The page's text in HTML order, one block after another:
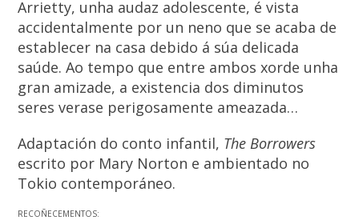
Arrietty, unha audaz adolescente, é vista
accidentalmente por un neno que se acaba de
establecer na casa debido á súa delicada
saúde. Ao tempo que entre ambos xorde unha
gran amizade, a existencia dos diminutos
seres verase perigosamente ameazada…
Adaptación do conto infantil, The Borrowers
escrito por Mary Norton e ambientado no
Tokio contemporáneo.
RECOÑECEMENTOS: